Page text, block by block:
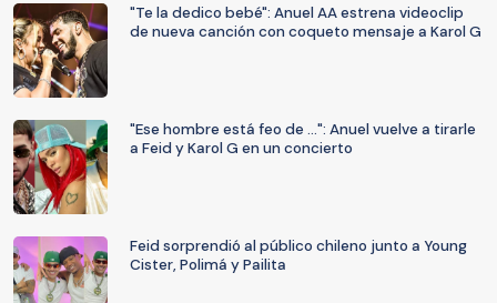
"Te la dedico bebé": Anuel AA estrena videoclip
de nueva canción con coqueto mensaje a Karol G
"Ese hombre está feo de ...": Anuel vuelve a tirarle
a Feid y Karol G en un concierto
Feid sorprendió al público chileno junto a Young
Cister, Polimá y Pailita